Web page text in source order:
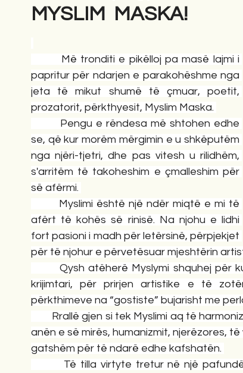
Antologji Poezi Tregime Novela
MYSLIM MASKA!
Më tronditi e pikëlloj pa masë lajmi i
papritur për ndarjen e parakohëshme nga
jeta të mikut shumë të çmuar, poetit,
prozatorit, përkthyesit, Myslim Maska.
Pengu e rëndesa më shtohen edhe
se, që kur morëm mërgimin e u shkëputëm
nga njëri-tjetri, dhe pas vitesh u rilidhëm,
s'arritëm të takoheshim e çmalleshim për
së afërmi.
Myslimi është një ndër miqtë e mi të
afërt të kohës së rinisë. Na njohu e lidhi
fort pasioni i madh për letërsinë, përpjekjet
për të njohur e përvetësuar mjeshtërin
Qysh atëherë Myslymi shquhej për
krijimtari, për prirjen artistike e të
përkthimeve na “gostiste” bujarisht me
Rrallë gjen si tek Myslimi aq të
anën e së mirës, humanizmit, njerëzores,
gatshëm për të ndarë edhe kafshatën.
Të tilla virtyte tretur në një